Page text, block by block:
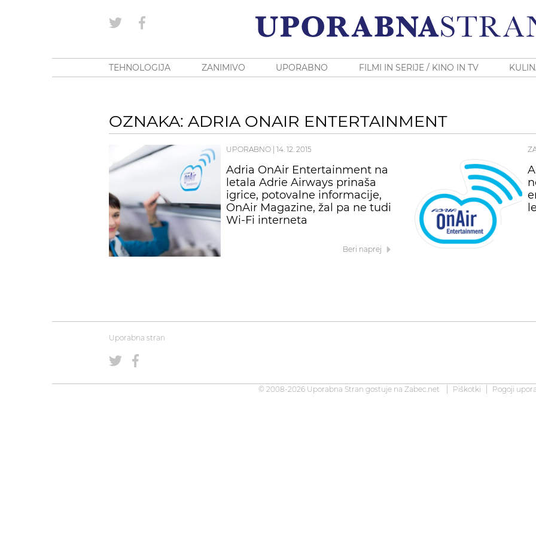
TEHNOLOGIJA ZANIMIVO UPORABNO FILMI IN SERIJE / KINO IN TV
OZNAKA: ADRIA ONAIR ENTERTAINMENT
UPORABNO 14. 12. 2015
Adria OnAir Entertainment na
letala Adrie Airways prinaša
igrice, potovalne informacije,
OnAir Magazine, žal pa ne tudi
Wi-Fi interneta
Beri naprej
Uporabna stran
© 2008-2026 Uporabna Stran gostuje na Zabec.net Piškotki Pogoji